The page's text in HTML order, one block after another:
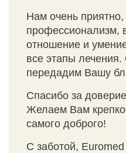
Нам очень
профессионализм,
отношение и
все этапы лечения.
передадим Вашу
Спасибо за
Желаем Вам
самого доброго!
С заботой,